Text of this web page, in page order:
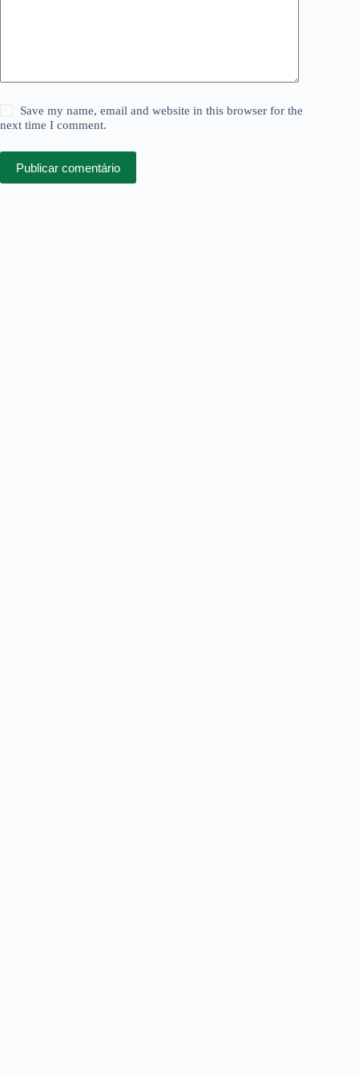
Save my name, email and website in this browser for the
next time I comment.
Publicar comentário